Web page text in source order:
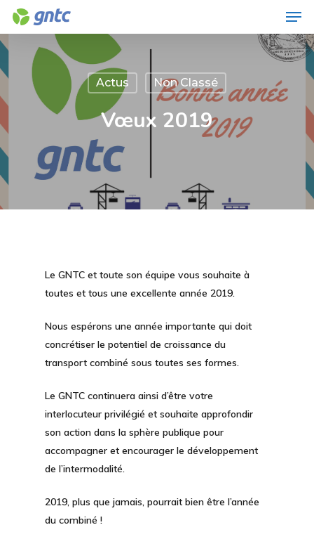
Skip
main
content
Actus Non Classé
Vœux 2019
Le GNTC et toute son équipe vous souhaite à
toutes et tous une excellente année 2019.
Nous espérons une année importante qui doit
concrétiser le potentiel de croissance du
transport combiné sous toutes ses formes.
Le GNTC continuera ainsi d’être votre
interlocuteur privilégié et souhaite approfondir
son action dans la sphère publique pour
accompagner et encourager le développement
de l’intermodalité.
2019, plus que jamais, pourrait bien être l’année
du combiné !
Close
Menu